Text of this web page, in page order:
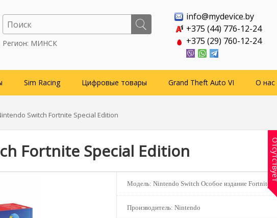
Регион: МИНСК
info@mydevice.by
+375 (44) 776-12-24
+375 (29) 760-12-24
Sim Racing Цифровые товары Grand Theft Auto VI О нас
Switch Fortnite Special Edition
Fortnite Special Edition
Модель: Nintendo Switch Особое издание Fortnite
Производитель: Nintendo
Отсутствует